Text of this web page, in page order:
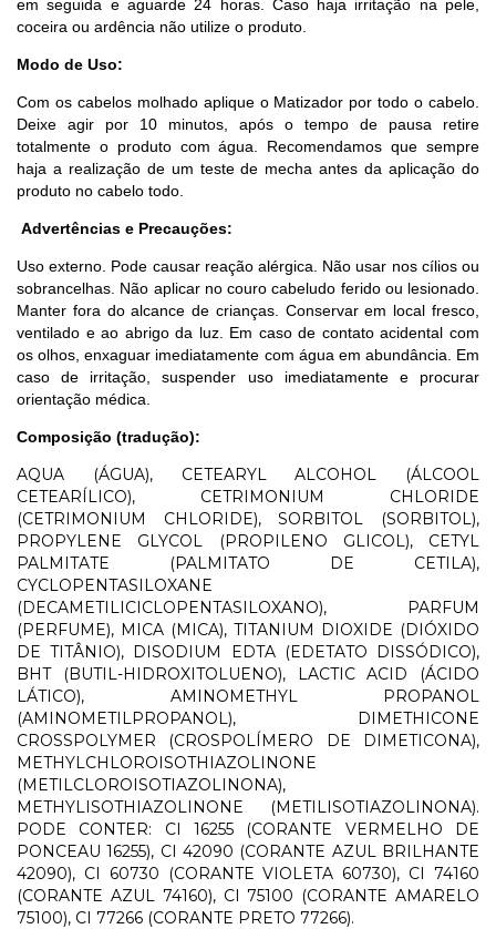
em seguida e aguarde 24 horas. Caso haja irritação na pele,
coceira ou ardência não utilize o produto.
Modo de Uso:
Com os cabelos molhado aplique o Matizador por todo o cabelo.
Deixe agir por 10 minutos, após o tempo de pausa retire
totalmente o produto com água. Recomendamos que sempre
haja a realização de um teste de mecha antes da aplicação do
produto no cabelo todo.
Advertências e Precauções:
Uso externo. Pode causar reação alérgica. Não usar nos cílios ou
sobrancelhas. Não aplicar no couro cabeludo ferido ou lesionado.
Manter fora do alcance de crianças. Conservar em local fresco,
ventilado e ao abrigo da luz. Em caso de contato acidental com
os olhos, enxaguar imediatamente com água em abundância. Em
caso de irritação, suspender uso imediatamente e procurar
orientação médica.
Composição (tradução):
AQUA (ÁGUA), CETEARYL ALCOHOL (ÁLCOOL
CETEARÍLICO), CETRIMONIUM CHLORIDE
(CETRIMONIUM CHLORIDE), SORBITOL (SORBITOL),
PROPYLENE GLYCOL (PROPILENO GLICOL), CETYL
PALMITATE (PALMITATO DE CETILA),
CYCLOPENTASILOXANE
(DECAMETILICICLOPENTASILOXANO), PARFUM
(PERFUME), MICA (MICA), TITANIUM DIOXIDE (DIÓXIDO
DE TITÂNIO), DISODIUM EDTA (EDETATO DISSÓDICO),
BHT (BUTIL-HIDROXITOLUENO), LACTIC ACID (ÁCIDO
LÁTICO), AMINOMETHYL PROPANOL
(AMINOMETILPROPANOL), DIMETHICONE
CROSSPOLYMER (CROSPOLÍMERO DE DIMETICONA),
METHYLCHLOROISOTHIAZOLINONE
(METILCLOROISOTIAZOLINONA),
METHYLISOTHIAZOLINONE (METILISOTIAZOLINONA).
PODE CONTER: CI 16255 (CORANTE VERMELHO DE
PONCEAU 16255), CI 42090 (CORANTE AZUL BRILHANTE
42090), CI 60730 (CORANTE VIOLETA 60730), CI 74160
(CORANTE AZUL 74160), CI 75100 (CORANTE AMARELO
75100), CI 77266 (CORANTE PRETO 77266).